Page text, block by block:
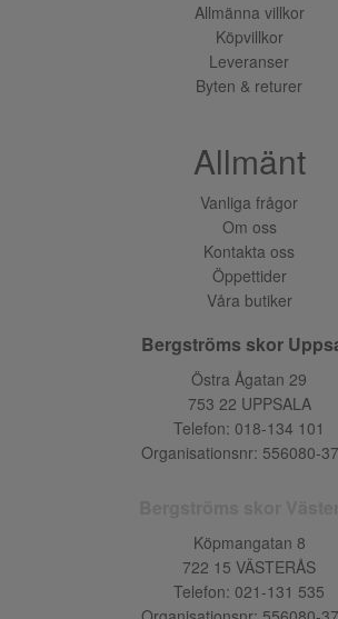
Allmänna villkor
Köpvillkor
Leveranser
Byten & returer
Allmänt
Vanliga frågor
Om oss
Kontakta oss
Öppettider
Våra butiker
Bergströms skor
Östra Ågatan 29
753 22 UPPSALA
Telefon: 018-134 101
Organisationsnr: 556080-
Köpmangatan 8
722 15 VÄSTERÅS
Telefon: 021-131 535